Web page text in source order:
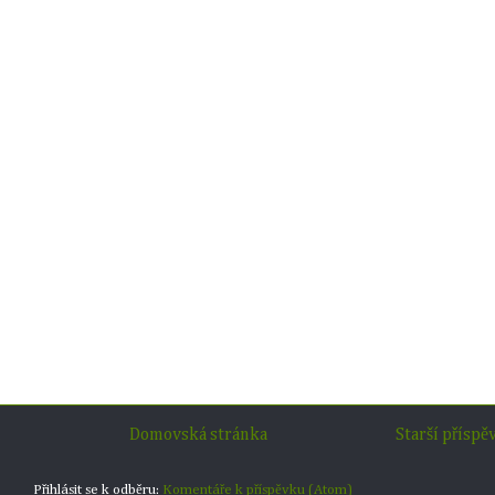
Starší
Domovská stránka
Přihlásit se k odběru: Komentáře k příspěvku (Atom)